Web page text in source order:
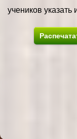
учеников указать